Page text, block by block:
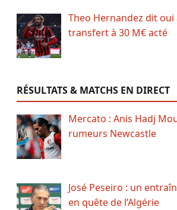
Theo Hernandez dit oui
transfert à 30 M€ acté
RÉSULTATS & MATCHS EN DIRECT
Mercato : Anis Hadj
rumeurs Newcastle
José Peseiro : un
en quête de l’Algérie